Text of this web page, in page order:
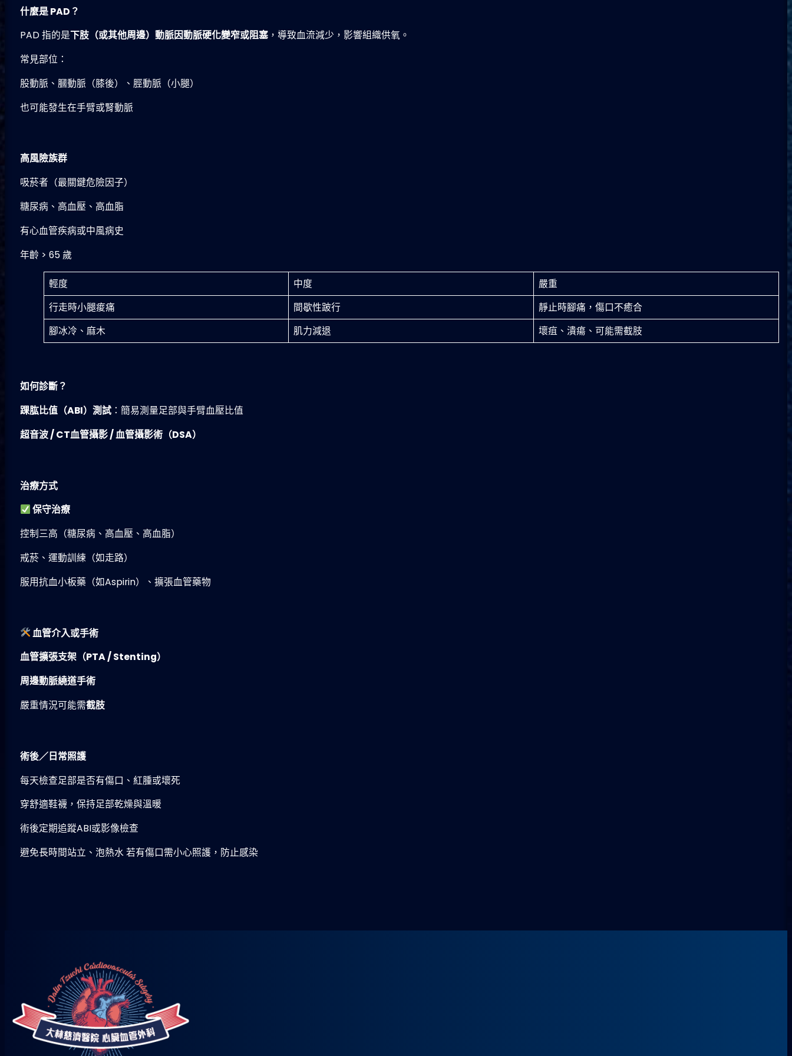
什麼是PAD ？
PAD 指的是下肢（或其他周邊）動脈因動脈硬化變窄或阻塞 ，導致血流減少，影響組織供氧。
常見部位：
股動脈、膕動脈（膝後）、脛動脈（小腿）
也可能發生在手臂或腎動脈
高風險族群
吸菸者（最關鍵危險因子）
糖尿病、高血壓、高血脂
有心血管疾病或中風病史
年齡 > 65 歲
輕度 中度
嚴重
行走時小腿痠痛
間歇性跛行
靜止時腳痛，傷口不癒合
腳冰冷、麻木
肌力減退 壞疽、潰瘍、可能需截肢
如何診斷？
踝肱比值（ABI）測試 ：簡易測量足部與手臂血壓比值
超音波/ CT血管攝影/血管攝影術（DSA）
治療方式
保守治療
控制三高（糖尿病、高血壓、高血脂）
戒菸、運動訓練（如走路）
服用抗血小板藥（如Aspirin）、擴張血管藥物
血管介入或手術
血管擴張支架（PTA / Stenting）
周邊動脈繞道手術
嚴重情況可能需截肢
術後／日常照護
每天檢查足部是否有傷口、紅腫或壞死
穿舒適鞋襪，保持足部乾燥與溫暖
術後定期追蹤ABI或影像檢查
避免長時間站立、泡熱水 若有傷口需小心照護，防止感染